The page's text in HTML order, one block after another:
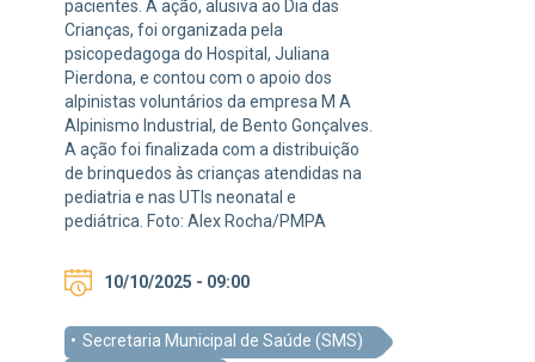
pacientes. A ação, alusiva ao Dia das
Crianças, foi organizada pela
psicopedagoga do Hospital, Juliana
Pierdona, e contou com o apoio dos
alpinistas voluntários da empresa M A
Alpinismo Industrial, de Bento Gonçalves.
A ação foi finalizada com a distribuição
de brinquedos às crianças atendidas na
pediatria e nas UTIs neonatal e
pediátrica. Foto: Alex Rocha/PMPA
10/10/2025 - 09:00
Secretaria Municipal de Saúde (SMS)